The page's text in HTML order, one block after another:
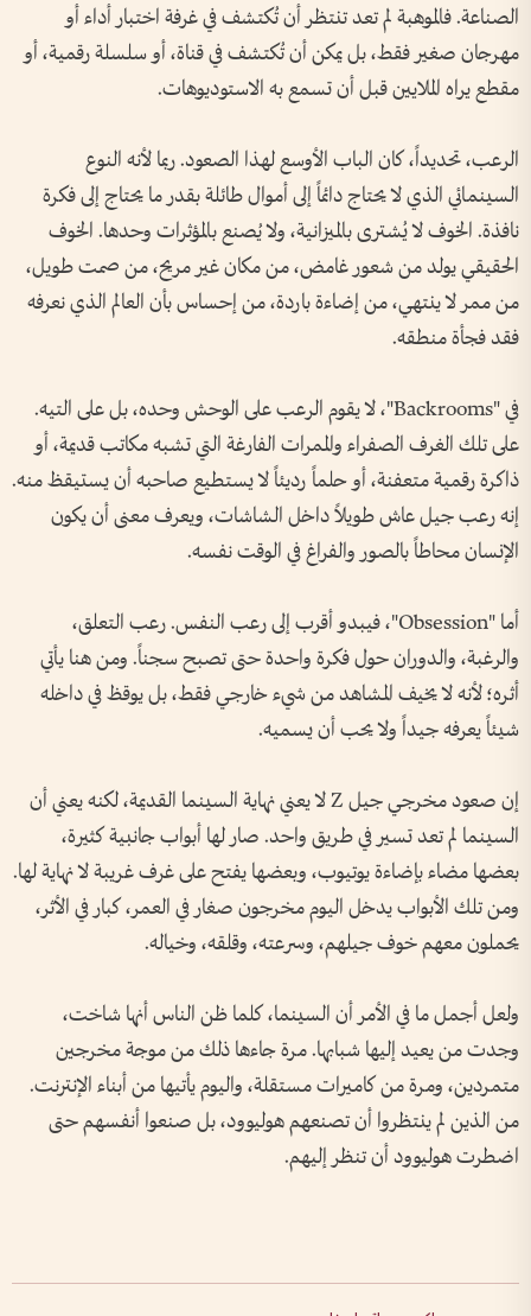
الصناعة. فالموهبة لم تعد تنتظر أن تُكتشف في غرفة اختبار أداء أو
مهرجان صغير فقط، بل يمكن أن تُكتشف في قناة، أو سلسلة رقمية، أو
مقطع يراه الملايين قبل أن تسمع به الاستوديوهات.
الرعب، تحديداً، كان الباب الأوسع لهذا الصعود. ربما لأنه النوع
السينمائي الذي لا يحتاج دائماً إلى أموال طائلة بقدر ما يحتاج إلى فكرة
نافذة. الخوف لا يُشترى بالميزانية، ولا يُصنع بالمؤثرات وحدها. الخوف
الحقيقي يولد من شعور غامض، من مكان غير مريح، من صمت طويل،
من ممر لا ينتهي، من إضاءة باردة، من إحساس بأن العالم الذي نعرفه
فقد فجأة منطقه.
في "Backrooms"، لا يقوم الرعب على الوحش وحده، بل على التيه.
على تلك الغرف الصفراء والممرات الفارغة التي تشبه مكاتب قديمة، أو
ذاكرة رقمية متعفنة، أو حلماً رديئاً لا يستطيع صاحبه أن يستيقظ منه.
إنه رعب جيل عاش طويلاً داخل الشاشات، ويعرف معنى أن يكون
الإنسان محاطاً بالصور والفراغ في الوقت نفسه.
أما "Obsession"، فيبدو أقرب إلى رعب النفس. رعب التعلق،
والرغبة، والدوران حول فكرة واحدة حتى تصبح سجناً. ومن هنا يأتي
أثره؛ لأنه لا يخيف المشاهد من شيء خارجي فقط، بل يوقظ في داخله
شيئاً يعرفه جيداً ولا يحب أن يسميه.
إن صعود مخرجي جيل Z لا يعني نهاية السينما القديمة، لكنه يعني أن
السينما لم تعد تسير في طريق واحد. صار لها أبواب جانبية كثيرة،
بعضها مضاء بإضاءة يوتيوب، وبعضها يفتح على غرف غريبة لا نهاية لها.
ومن تلك الأبواب يدخل اليوم مخرجون صغار في العمر، كبار في الأثر،
يحملون معهم خوف جيلهم، وسرعته، وقلقه، وخياله.
ولعل أجمل ما في الأمر أن السينما، كلما ظن الناس أنها شاخت،
وجدت من يعيد إليها شبابها. مرة جاءها ذلك من موجة مخرجين
متمردين، ومرة من كاميرات مستقلة، واليوم يأتيها من أبناء الإنترنت.
من الذين لم ينتظروا أن تصنعهم هوليوود، بل صنعوا أنفسهم حتى
اضطرت هوليوود أن تنظر إليهم.